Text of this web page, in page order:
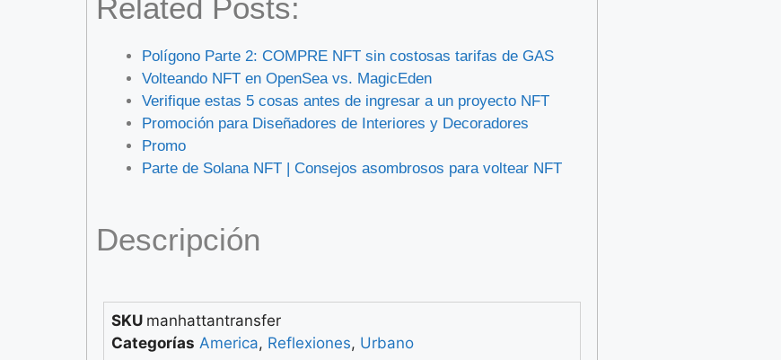
Related Posts:
Polígono Parte 2: COMPRE NFT sin costosas tarifas de GAS
Volteando NFT en OpenSea vs. MagicEden
Verifique estas 5 cosas antes de ingresar a un proyecto NFT
Promoción para Diseñadores de Interiores y Decoradores
Promo
Parte de Solana NFT | Consejos asombrosos para voltear NFT
Descripción
SKU manhattantransfer
Categorías America, Reflexiones, Urbano